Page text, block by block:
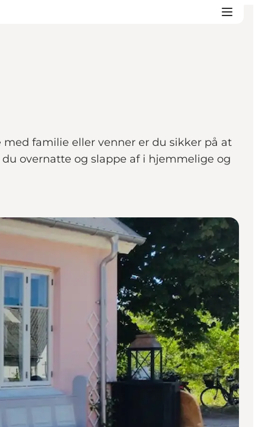
familie eller venner er du sikker på at
overnatte og slappe af i hjemmelige og